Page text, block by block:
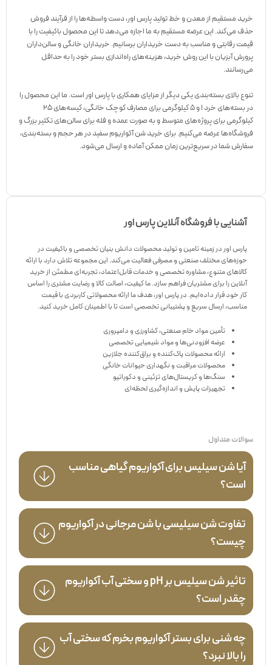
خرید مستقیم از معدن و خط تولید پارس اور، دست واسطه‌ها را از فرآیند فروش
حذف می‌کند. این عرضه مستقیم به ما اجازه می‌دهد تا این محصول باکیفیت را با
قیمت رقابتی و مناسب به دست خریداران برسانیم. خریداران خانگی و سالن‌داران
پرورش آبزیان با این روش خرید، هزینه‌های راه‌اندازی بستر خود را به حداقل
می‌رسانند.
تنوع بالای بسته‌بندی یکی دیگر از مزایای همکاری با پارس اور است. ما این محصول را
در بسته‌های خرد ۱ و ۵ کیلوگرمی برای مصارف کوچک خانگی، کیسه‌های ۲۵
کیلوگرمی برای پروژه‌های متوسط و به صورت عمده و فله برای سالن‌های تکثیر بزرگ و
فروشگاه‌ها عرضه می‌کنیم. برای خرید شن آکواریوم سفید در هر حجم و بسته‌بندی،
سفارش شما در سریع‌ترین زمان ممکن آماده و ارسال می‌شود.
آشنايی با فروشگاه آنلاین پارس اور
پارس اور در زمینه تامین و تولید محصولات دانش بنیان تخصصی و باکیفیت در
حوزه‌های مختلف صنعتی و مصرفی فعالیت می‌کند. این مجموعه تلاش دارد با ارائه
کالاهای متنوع، مشاوره تخصصی و خدمات قابل‌اعتماد، تجربه‌ای مطمئن از خرید
آنلاین را برای مشتریان فراهم سازد. ما کیفیت، اصالت کالا و رضایت مشتری را اساس
کار خود قرار داده‌ایم. در پارس اور، هدف ما ارائه محصولاتی کاربردی با قیمت
مناسب، ارسال سریع و پشتیبانی تخصصی است تا با اطمینان کامل خرید کنید.
تأمین مواد خام صنعتی، کشاورزی و دامپروری
عرضه افزودنی‌ها و مواد شیمیایی تخصصی
ارائه محصولات پاک‌کننده و براق‌کننده جلازین
محصولات مراقبت و نگهداری حیوانات خانگی
سنگ‌ها و کریستال‌های تزئینی و دکوراتیو
تجهیزات پایش و اندازه‌گیری لحظه‌ای
سوالات متداول
آیا شن سیلیس برای آکواریوم گیاهی مناسب
است؟
تفاوت شن سیلیسی با شن مرجانی در آکواریوم
چیست؟
تاثیر شن سیلیس بر pH و سختی آب آکواریوم
چقدر است؟
چه شنی برای بستر آکواریوم بخرم که سختی آب
را بالا نبرد؟